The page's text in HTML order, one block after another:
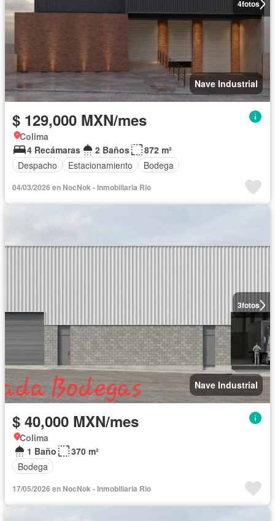
4fotos
Nave Industrial
$ 129,000 MXN/mes
Colima
4 Recámaras
2 Baños
872 m²
Despacho
Estacionamiento Bodega
04/03/2026 en NocNok - Inmobiliaria Rio
3fotos
Nave Industrial
$ 40,000 MXN/mes
Colima
1 Baño
370 m²
Bodega
17/05/2026 en NocNok - Inmobiliaria Rio